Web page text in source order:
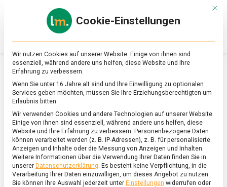
Online-
Magazin
zu
&
Ernährung
SCHLAGWORT:GETRÄNKEINDUSTRIE
Mit
Cookie-Einstellungen
Wir nutzen Cookies auf unserer Website. Einige von ihnen sind
essenziell, während andere uns helfen, diese Website und Ihre
Erfahrung zu verbessern.
Wenn Sie unter 16 Jahre alt sind und Ihre Einwilligung zu optionalen
Services geben möchten, müssen Sie Ihre Erziehungsberechtigten um
Erlaubnis bitten.
Wir verwenden Cookies und andere Technologien auf unserer Website.
Einige von ihnen sind essenziell, während andere uns helfen, diese
Website und Ihre Erfahrung zu verbessern. Personenbezogene Daten
können verarbeitet werden (z. B. IP-Adressen), z. B. für personalisierte
Anzeigen und Inhalte oder die Messung von Anzeigen und Inhalten.
Weitere Informationen über die Verwendung Ihrer Daten finden Sie in
unserer Datenschutzerklärung. Es besteht keine Verpflichtung, in die
Verarbeitung Ihrer Daten einzuwilligen, um dieses Angebot zu nutzen.
Sie können Ihre Auswahl jederzeit unter Einstellungen widerrufen oder